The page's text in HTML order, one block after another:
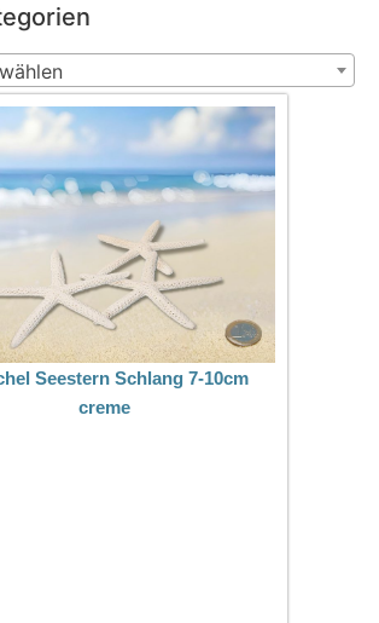
Seestern Schlang 7-10cm
creme